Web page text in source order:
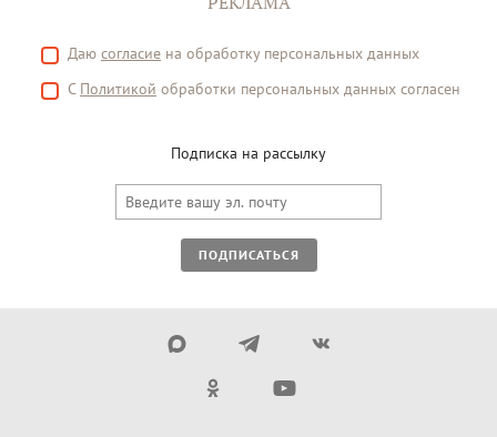
Даю согласие на обработку персональных данных
С Политикой обработки персональных данных согласен
Подписка на рассылку
ПОДПИСАТЬСЯ